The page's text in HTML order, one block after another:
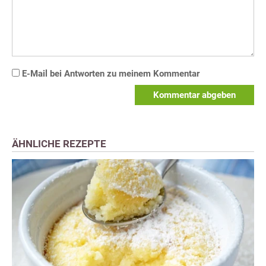
E-Mail bei Antworten zu meinem Kommentar
Kommentar abgeben
ÄHNLICHE REZEPTE